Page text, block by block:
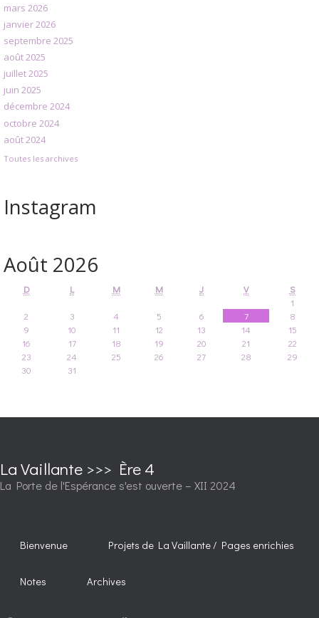
mars 2026
janvier 2026
septembre 2025
août 2025
juillet 2025
juin 2025
décembre 2024
octobre 2024
août 2024
Toutes les archives
Instagram
Août 2026
D L M M J V
S
1
2
3 4 5 6 7
8
9
10 11 12 13 14
15
16
17 18 19 20 21
22
23
24 25 26 27 28
29
30
31
La Vaillante >>> Ère 4
La Porte de l'Espérance s'est ouverte – XII 2024
Bienvenue Projets de La Vaillante / Pages enrichies
Notes Archives